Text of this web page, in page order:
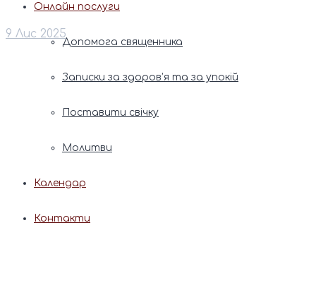
Онлайн послуги
Допомога священника
Записки за здоров’я та за упокій
Поставити свічку
Молитви
Календар
Контакти
9 Лис 2025